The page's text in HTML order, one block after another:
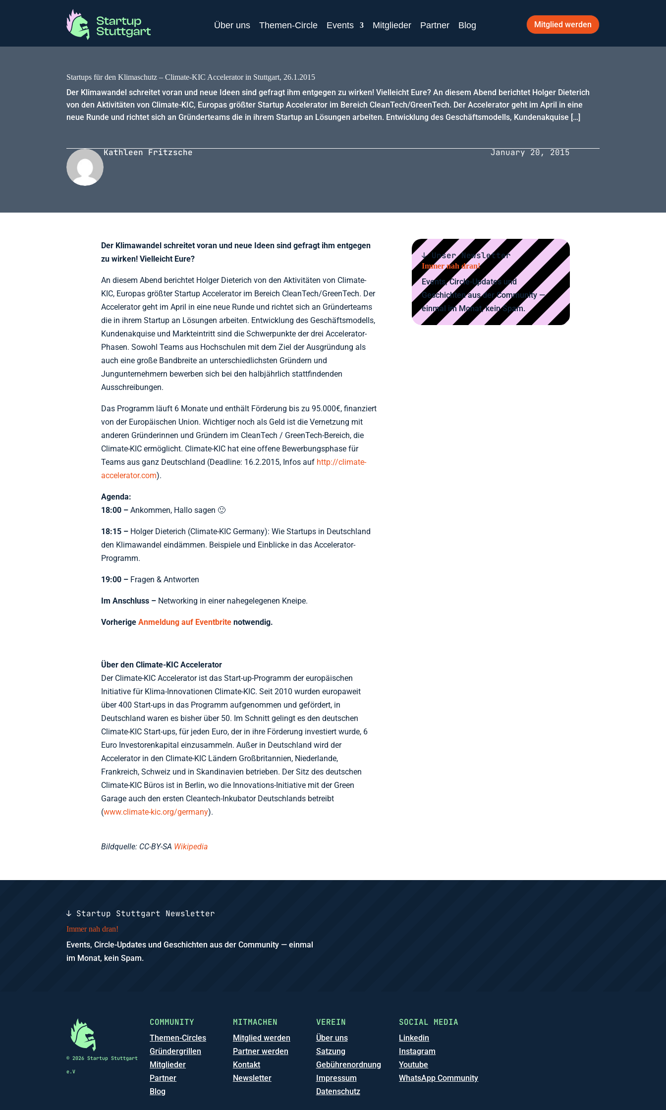
Über uns Themen-Circle Events Mitglieder Partner Blog Mitglied werden
Startups für den Klimaschutz – Climate-KIC Accelerator in Stuttgart, 26.1.2015
Der Klimawandel schreitet voran und neue Ideen sind gefragt ihm entgegen zu wirken! Vielleicht Eure? An diesem Abend berichtet Holger Dieterich
von den Aktivitäten von Climate-KIC, Europas größter Startup Accelerator im Bereich CleanTech/GreenTech. Der Accelerator geht im April in eine
neue Runde und richtet sich an Gründerteams die in ihrem Startup an Lösungen arbeiten. Entwicklung des Geschäftsmodells, Kundenakquise […]
Kathleen Fritzsche January 20, 2015
Der Klimawandel schreitet voran und neue Ideen sind gefragt ihm entgegen
zu wirken! Vielleicht Eure?
An diesem Abend berichtet Holger Dieterich von den Aktivitäten von Climate-
KIC, Europas größter Startup Accelerator im Bereich CleanTech/GreenTech. Der
Accelerator geht im April in eine neue Runde und richtet sich an Gründerteams
die in ihrem Startup an Lösungen arbeiten. Entwicklung des Geschäftsmodells,
Kundenakquise und Markteintritt sind die Schwerpunkte der drei Accelerator-
Phasen. Sowohl Teams aus Hochschulen mit dem Ziel der Ausgründung als
auch eine große Bandbreite an unterschiedlichsten Gründern und
Jungunternehmern bewerben sich bei den halbjährlich stattfindenden
Ausschreibungen.
Das Programm läuft 6 Monate und enthält Förderung bis zu 95.000€, finanziert
von der Europäischen Union. Wichtiger noch als Geld ist die Vernetzung mit
anderen Gründerinnen und Gründern im CleanTech / GreenTech-Bereich, die
Climate-KIC ermöglicht. Climate-KIC hat eine offene Bewerbungsphase für
Teams aus ganz Deutschland (Deadline: 16.2.2015, Infos auf http://climate-
accelerator.com).
Agenda:
18:00 – Ankommen, Hallo sagen 🙂
18:15 – Holger Dieterich (Climate-KIC Germany): Wie Startups in Deutschland
den Klimawandel eindämmen. Beispiele und Einblicke in das Accelerator-
Programm.
19:00 – Fragen & Antworten
Im Anschluss – Networking in einer nahegelegenen Kneipe.
VorherigeAnmeldung auf Eventbrite notwendig.
Über den Climate-KIC Accelerator
Der Climate-KIC Accelerator ist das Start-up-Programm der europäischen
Initiative für Klima-Innovationen Climate-KIC. Seit 2010 wurden europaweit
über 400 Start-ups in das Programm aufgenommen und gefördert, in
Deutschland waren es bisher über 50. Im Schnitt gelingt es den deutschen
Climate-KIC Start-ups, für jeden Euro, der in ihre Förderung investiert wurde, 6
Euro Investorenkapital einzusammeln. Außer in Deutschland wird der
Accelerator in den Climate-KIC Ländern Großbritannien, Niederlande,
Frankreich, Schweiz und in Skandinavien betrieben. Der Sitz des deutschen
Climate-KIC Büros ist in Berlin, wo die Innovations-Initiative mit der Green
Garage auch den ersten Cleantech-Inkubator Deutschlands betreibt
(www.climate-kic.org/germany).
Bildquelle: CC-BY-SA Wikipedia
↓ Unser Newsletter
Immer nah dran!
Events, Circle-Updates und
Geschichten aus der Community —
einmal im Monat, kein Spam.
↓ Startup Stuttgart Newsletter
Immer nah dran!
Events, Circle-Updates und Geschichten aus der Community — einmal
im Monat, kein Spam.
© 2026 Startup Stuttgart
e.V
COMMUNITY
Themen-Circles
Gründergrillen
Mitglieder
Partner
Blog
MITMACHEN
Mitglied werden
Partner werden
Kontakt
Newsletter
VEREIN
Über uns
Satzung
Gebührenordnung
Impressum
Datenschutz
SOCIAL MEDIA
Linkedin
Instagram
Youtube
WhatsApp Community